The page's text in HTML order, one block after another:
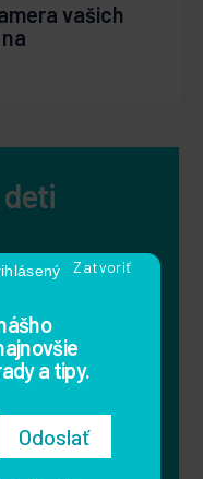
a tipy.
vašich